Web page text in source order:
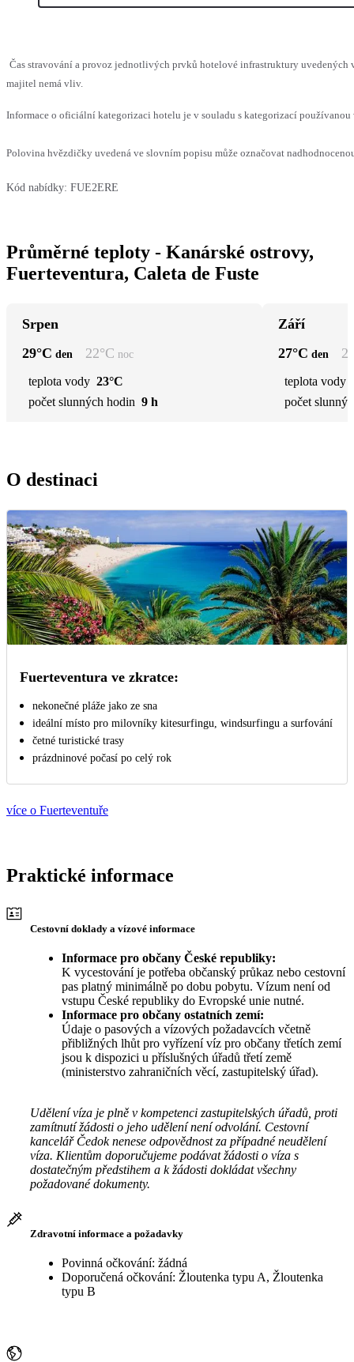
Čas stravování a provoz jednotlivých prvků hotelové infrastruktury uvedených
majitel nemá vliv.
Informace o oficiální kategorizaci hotelu je v souladu s kategorizací
Polovina hvězdičky uvedená ve slovním popisu může označovat
Kód nabídky: FUE2ERE
Průměrné teploty - Kanárské ostrovy,
Fuerteventura, Caleta de Fuste
Srpen
29°C den 22°C noc
teplota vody 23°C
počet slunných hodin 9 h
Září
27°C den
teplota vody
počet
O destinaci
Fuerteventura ve zkratce:
nekonečné pláže jako ze sna
ideální místo pro milovníky kitesurfingu, windsurfingu a surfování
četné turistické trasy
prázdninové počasí po celý rok
více o Fuerteventuře
Praktické informace
Cestovní doklady a vízové informace
Informace pro občany České republiky:
K vycestování je potřeba občanský průkaz nebo cestovní
pas platný minimálně po dobu pobytu. Vízum není od
vstupu České republiky do Evropské unie nutné.
Informace pro občany ostatních zemí:
Údaje o pasových a vízových požadavcích včetně
přibližných lhůt pro vyřízení víz pro občany třetích zemí
jsou k dispozici u příslušných úřadů třetí země
(ministerstvo zahraničních věcí, zastupitelský úřad).
Udělení víza je plně v kompetenci zastupitelských úřadů, proti
zamítnutí žádosti o jeho udělení není odvolání. Cestovní
kancelář Čedok nenese odpovědnost za případné neudělení
víza. Klientům doporučujeme podávat žádosti o víza s
dostatečným předstihem a k žádosti dokládat všechny
požadované dokumenty.
Zdravotní informace a požadavky
Povinná očkování: žádná
Doporučená očkování: Žloutenka typu A, Žloutenka
typu B